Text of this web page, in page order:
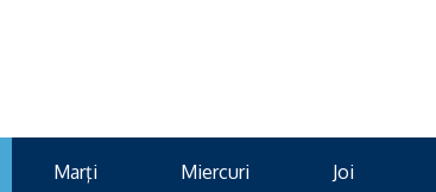
Marţi Miercuri Joi